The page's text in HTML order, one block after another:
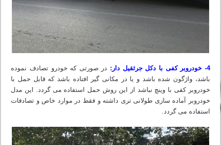
4- خودروبر کفی با دکل جرثقیل دار:
در صورتی که خودرو تصادف نموده
باشد، واژگون شده باشد و یا در مکانی گیر افتاده باشد که قابل حمل با
خودروبر کفی با وینچ نباشد از این روش حمل استفاده می گردد. این مدل
خودروبر آماده سازی طولانی تری داشته و فقط در موارد خاص و تصادفات
استفاده می گردد.